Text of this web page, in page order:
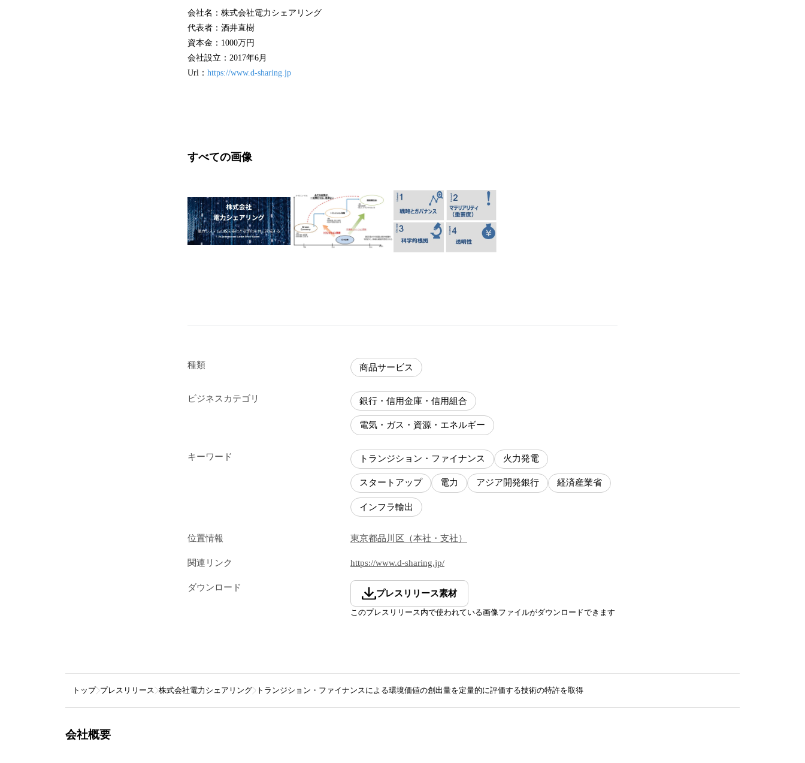
会社名：株式会社電力シェアリング
代表者：酒井直樹
資本金：1000万円
会社設立：2017年6月
Url： https://www.d-sharing.jp
すべての画像
種類 商品サービス
ビジネスカテゴリ 銀行・信用金庫・信用組合
電気・ガス・資源・エネルギー
キーワード トランジション・ファイナンス 火力発電
スタートアップ 電力 アジア開発銀行 経済産業省
インフラ輸出
位置情報 東京都品川区 （本社・支社）
関連リンク https://www.d-sharing.jp/
ダウンロード
プレスリリース素材
このプレスリリース内で使われている画像ファイルがダウンロードできます
トップ プレスリリース 株式会社電力シェアリング トランジション・ファイナンスによる環境価値の創出量を定量的に評価する技術の特許を取得
会社概要